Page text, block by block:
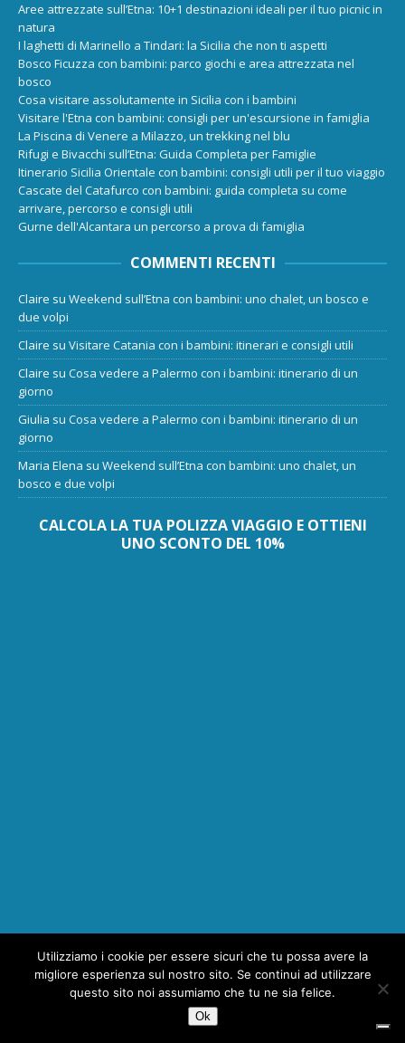
Aree attrezzate sull’Etna: 10+1 destinazioni ideali per il tuo picnic in
natura
I laghetti di Marinello a Tindari: la Sicilia che non ti aspetti
Bosco Ficuzza con bambini: parco giochi e area attrezzata nel
bosco
Cosa visitare assolutamente in Sicilia con i bambini
Visitare l'Etna con bambini: consigli per un'escursione in famiglia
La Piscina di Venere a Milazzo, un trekking nel blu
Rifugi e Bivacchi sull’Etna: Guida Completa per Famiglie
Itinerario Sicilia Orientale con bambini: consigli utili per il tuo viaggio
Cascate del Catafurco con bambini: guida completa su come
arrivare, percorso e consigli utili
Gurne dell'Alcantara un percorso a prova di famiglia
COMMENTI RECENTI
Claire su Weekend sull’Etna con bambini: uno chalet, un bosco e
due volpi
Claire su Visitare Catania con i bambini: itinerari e consigli utili
Claire su Cosa vedere a Palermo con i bambini: itinerario di un
giorno
Giulia su Cosa vedere a Palermo con i bambini: itinerario di un
giorno
Maria Elena su Weekend sull’Etna con bambini: uno chalet, un
bosco e due volpi
CALCOLA LA TUA POLIZZA VIAGGIO E OTTIENI
UNO SCONTO DEL 10%
Copyright © 2026 | MH Magazine WordPress Theme by
Utilizziamo i cookie per essere sicuri che tu possa avere la
migliore esperienza sul nostro sito. Se continui ad utilizzare
questo sito noi assumiamo che tu ne sia felice.
Ok